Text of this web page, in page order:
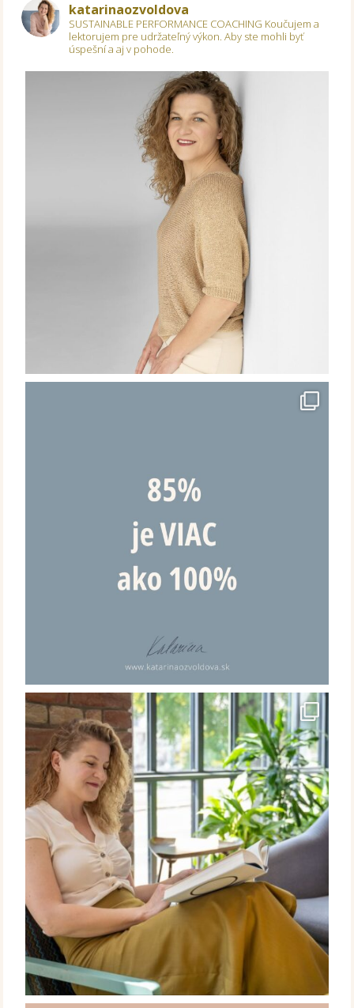
katarinaozvoldova
SUSTAINABLE PERFORMANCE COACHING Koučujem a
lektorujem pre udržateľný výkon.Aby ste mohli byť
úspešní a aj v pohode.